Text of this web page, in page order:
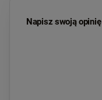
Napisz swoją opinię